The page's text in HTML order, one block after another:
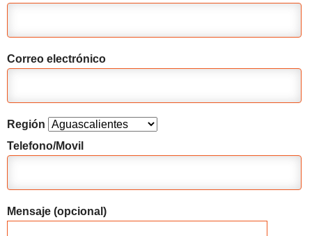
Correo electrónico
Región
Telefono/Movil
Mensaje (opcional)